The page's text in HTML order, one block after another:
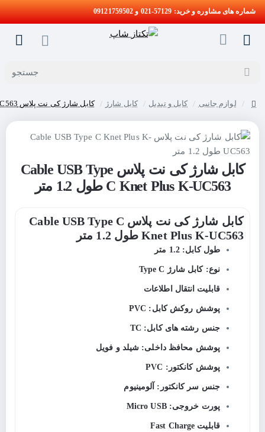
شماره های مشاوره و خرید: 57129-021 و 09121759502
جستجو
لوازم جانبی کابل و تبدیل کابل شارژ کابل شارژ کی نت پلاس Cable USB Type C Knet Plus K-UC563 طول 1.2 متر
کابل شارژ کی نت پلاس Cable USB Type
C Knet Plus K-UC563 طول 1.2 متر
کابل شارژ کی نت پلاس Cable USB Type C
Knet Plus K-UC563 طول 1.2 متر
طول کابل: 1.2 متر
نوع: کابل شارژ Type C
قابلیت انتقال اطلاعات
پوشش روکش کابل: PVC
جنس رشته های کابل: TC
پوشش محافظ داخلی: شیلد و فویل
پوشش کانکتور: PVC
جنس سر کانکتور: آلومینیوم
پورت خروجی: Micro USB
قابلیت Fast Charge